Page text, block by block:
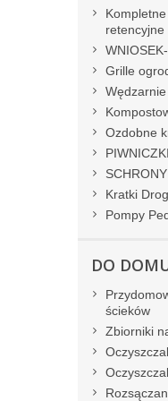
retencyjne
Grille
Ozdobne
Kratki
Pompy
DO
ścieków
Zbiorniki